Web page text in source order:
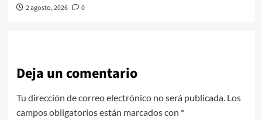
2 agosto, 2026 0
Deja un comentario
Tu dirección de correo electrónico no será publicada. Los
campos obligatorios están marcados con *